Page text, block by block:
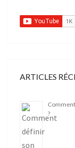
ARTICLES
?